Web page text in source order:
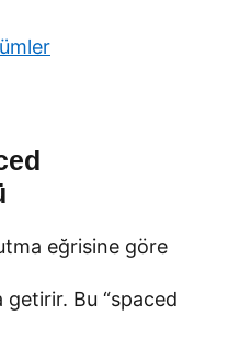
eğrisine göre
getirir. Bu “spaced